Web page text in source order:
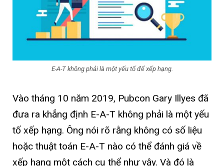
E-A-T không phải là một yếu tố để xếp hạng.
Vào tháng 10 năm 2019, Pubcon Gary Illyes đã
đưa ra khẳng định E-A-T không phải là một yếu
tố xếp hạng. Ông nói rõ rằng không có số liệu
hoặc thuật toán E-A-T nào có thể đánh giá về
xếp hạng một cách cụ thể như vậy. Và đó là